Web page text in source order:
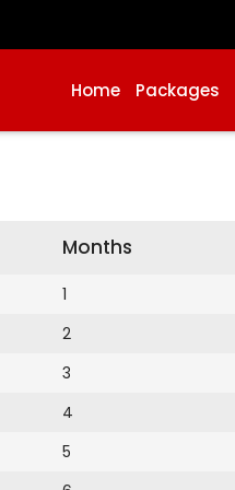
Home Packages
Months
1
2
3
4
5